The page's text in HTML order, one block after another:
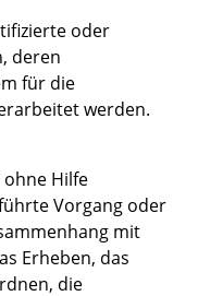
oder
deren
für die
werden.
Hilfe
Vorgang oder
mit
Erheben, das
die